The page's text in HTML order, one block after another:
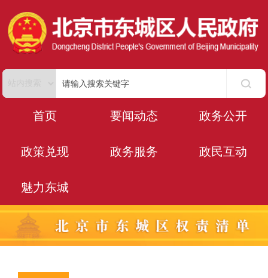
首页 要闻动态 政务公开
政策兑现 政务服务 政民互动
魅力东城